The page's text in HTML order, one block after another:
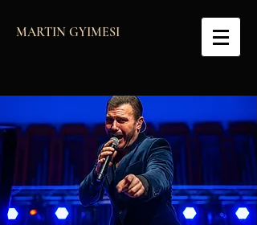
MARTIN GYIMESI